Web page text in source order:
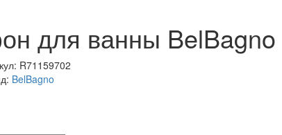
для ванны BelBagno
R71159702
BelBagno